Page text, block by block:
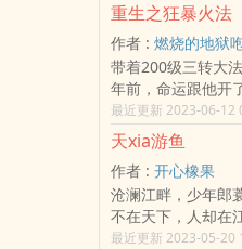
重生之狂暴火法
作者 : 燃烧的地狱
带着200级三转大
年前，命运跟他开
的，他都要重新拿
略、传奇任务、装
都知dao，且看一
国、焚尽天下，开
最近更新 2023-06-12
天xia游鱼
作者 : 开心橡果
沧澜江畔，少年郎
不在天下，人却在江湖。 我来自不可知之
看这个同样未知的
最近更新 2023-05-20